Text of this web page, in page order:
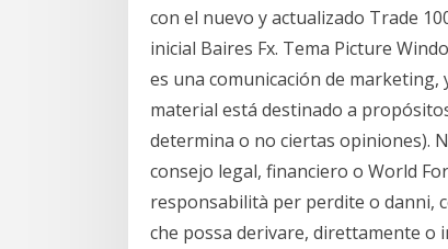
con el nuevo y actualizado Trade
inicial Baires Fx. Tema Picture
es una comunicación de
material está destinado a
determina o no ciertas opiniones).
consejo legal, financiero o World
responsabilità per perdite o danni,
che possa derivare, direttamente